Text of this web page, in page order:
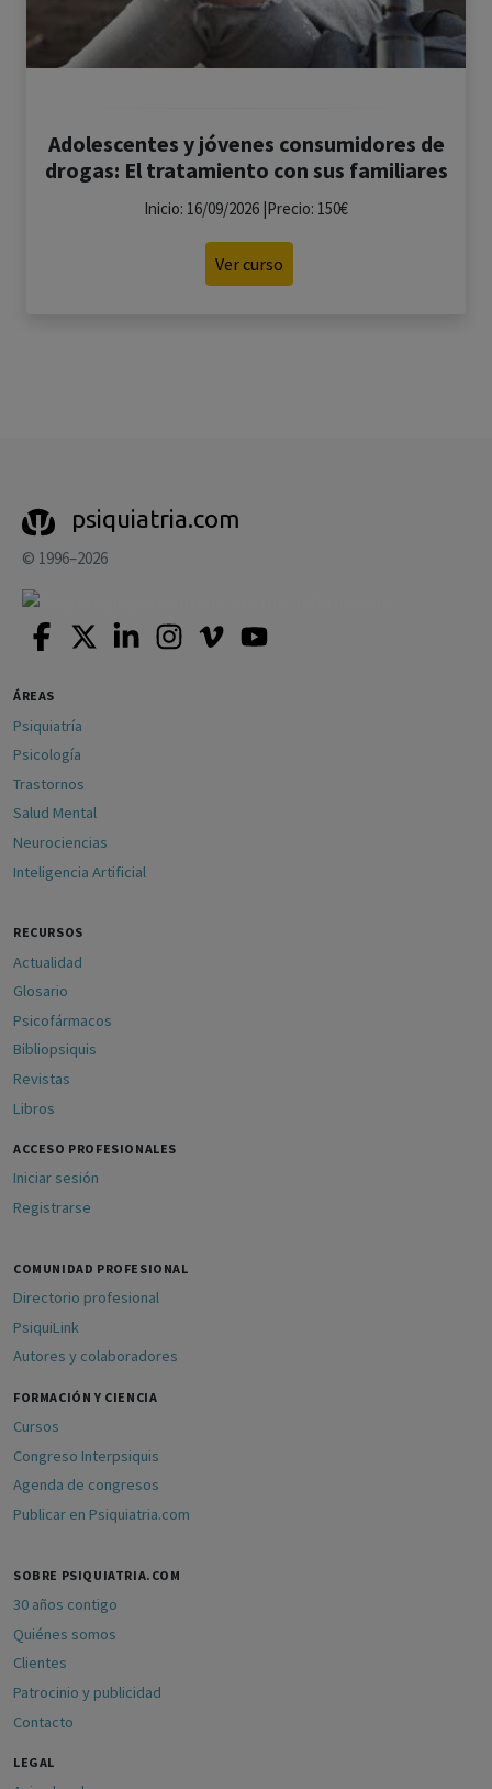
Adolescentes y jóvenes consumidores de
drogas: El tratamiento con sus familiares
Inicio: 16/09/2026 |Precio: 150€
Ver curso
psiquiatria.com
© 1996–2026
ÁREAS
Psiquiatría
Psicología
Trastornos
Salud Mental
Neurociencias
Inteligencia Artificial
RECURSOS
Actualidad
Glosario
Psicofármacos
Bibliopsiquis
Revistas
Libros
ACCESO PROFESIONALES
Iniciar sesión
Registrarse
COMUNIDAD PROFESIONAL
Directorio profesional
PsiquiLink
Autores y colaboradores
FORMACIÓN Y CIENCIA
Cursos
Congreso Interpsiquis
Agenda de congresos
Publicar en Psiquiatria.com
SOBRE PSIQUIATRIA.COM
30 años contigo
Quiénes somos
Clientes
Patrocinio y publicidad
Contacto
LEGAL